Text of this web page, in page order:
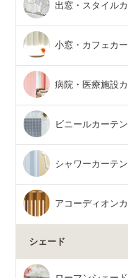
出窓・スタイル
小窓・カフェカ
病院・医療施設
ビニールカーテン
シャワーカーテン
アコーディオン
シェード